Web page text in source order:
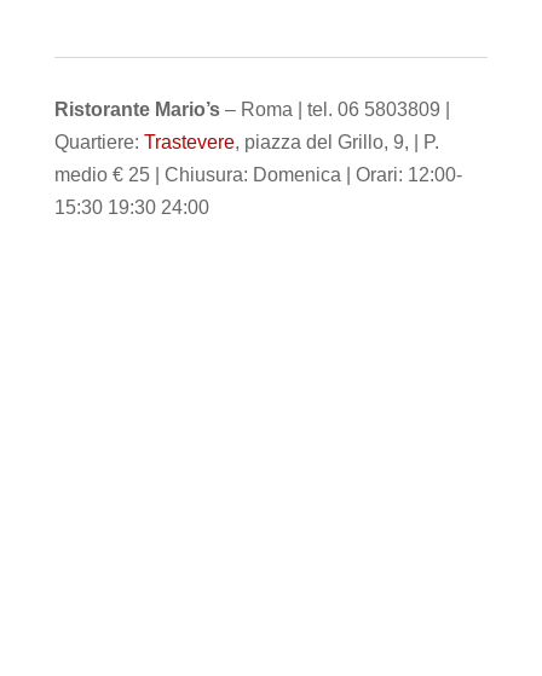
Ristorante Mario’s– Roma | tel. 06 5803809 |
Quartiere: Trastevere, piazza del Grillo, 9, | P.
medio € 25 | Chiusura: Domenica | Orari: 12:00-
15:30 19:30 24:00